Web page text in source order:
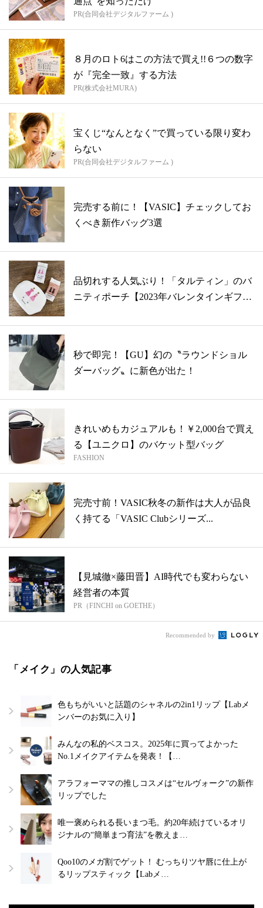
PR(合同会社デジタルファーム )
８月のロト6はこの方法で買え!!６つの数字
が『完全一致』する方法
PR(株式会社MURA)
宝くじ“なんとなく”で買っている限り変わ
らない
PR(合同会社デジタルファーム )
完売する前に！【VASIC】チェックしてお
くべき新作バッグ3選
品切れする人気ぶり！「タルティン」のバ
ニティポーチ【2023年バレンタインギフ
秒で即完！【GU】幻の〝ラウンドショル
ダーバッグ〟に新色が出た！
きれいめもカジュアルも！￥2,000台で買え
る【ユニクロ】のバケット型バッグ
FASHION
完売寸前！VASIC秋冬の新作は大人が品良
く持てる「VASIC Clubシリーズ...
【見城徹×藤田晋】AI時代でも変わらない
経営者の本質
PR（FINCHI on GOETHE）
Recommended by
「メイク」の人気記事
色もちがいいと話題のシャネルの2in1リップ【Labメ
ンバーのお気に入り】
みんなの私的ベスコス。2025年に買ってよかった
No.1メイクアイテムを発表！【…
アラフォーママの推しコスメは“セルヴォーク”の新作
リップでした
唯一褒められる長いまつ毛。約20年続けているオリ
ジナルの“簡単まつ育法”を教えま…
Qoo10のメガ割でゲット！ むっちりツヤ唇に仕上が
るリップスティック【Labメ…